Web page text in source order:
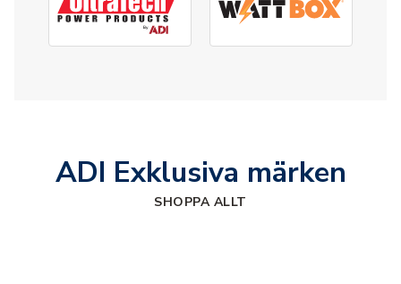
ADI Exklusiva märken
SHOPPA ALLT